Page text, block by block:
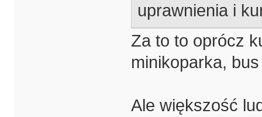
uprawnienia i
Za to to oprócz
minikoparka,
Ale większość